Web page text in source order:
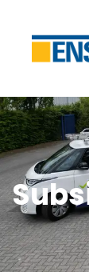
Nij